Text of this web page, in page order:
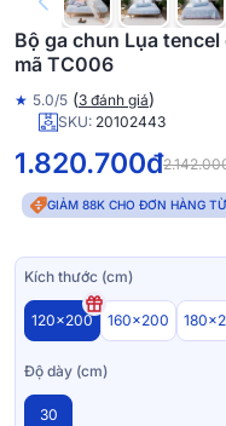
Bộ ga chun Lụa
mã TC006
★ 5.0/5 (3 đánh giá)
SKU: 20102443
1.820.700đ
GIẢM 88K CHO ĐƠN HÀNG
Kích thước (cm)
120x200 160x200
Độ dày (cm)
30